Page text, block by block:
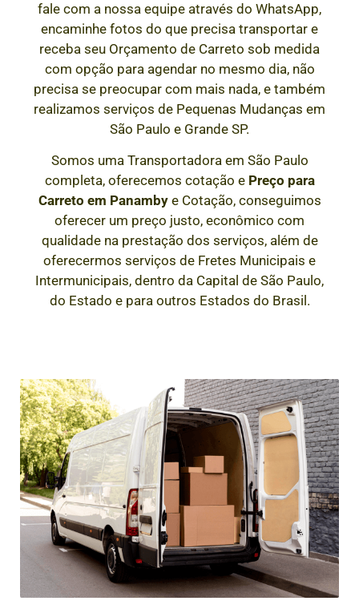
fale com a nossa equipe através do WhatsApp,
encaminhe fotos do que precisa transportar e
receba seu Orçamento de Carreto sob medida
com opção para agendar no mesmo dia, não
precisa se preocupar com mais nada, e também
realizamos serviços de Pequenas Mudanças em
São Paulo e Grande SP.
Somos uma Transportadora em São Paulo
completa, oferecemos cotação e Preço para
Carreto em Panambye Cotação, conseguimos
oferecer um preço justo, econômico com
qualidade na prestação dos serviços, além de
oferecermos serviços de Fretes Municipais e
Intermunicipais, dentro da Capital de São Paulo,
do Estado e para outros Estados do Brasil.